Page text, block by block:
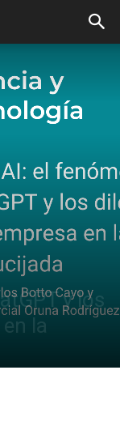
y los
la